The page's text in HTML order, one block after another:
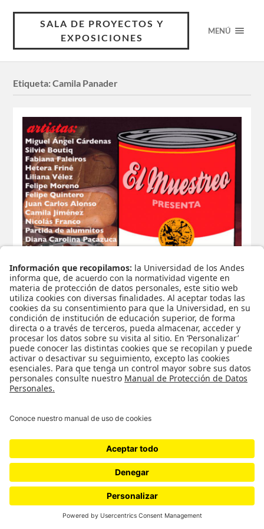
SALA DE PROYECTOS Y
EXPOSICIONES
MENÚ
Etiqueta:Camila Panader
La sopa está deliciosa El muestreo 7 de noviembre al 29
deliciosa es el título que da origen…